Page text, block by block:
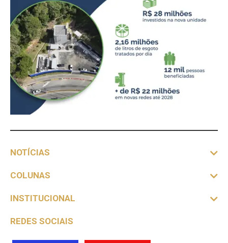
NOTÍCIAS
COLUNAS
INSTITUCIONAL
REDES SOCIAIS